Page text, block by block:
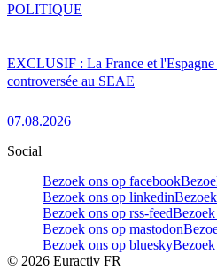
EXCLUSIF : La France et
controversée au SEAE
07.08.2026
POLITIQUE
Social
Bezoek ons op facebook
Bezoek ons op linkedin
Bezoek ons op rss-feed
Bezoek ons op mastodon
Bezoek ons op bluesky
© 2026 Euractiv FR